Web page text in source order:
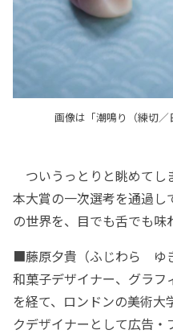
画像は「潮鳴り（練切／
ついうっとりと眺めてし
本大賞の一次選考を通過
の世界を、目でも舌でも味
■藤原夕貴（ふじわら ゆ
和菓子デザイナー、グラ
を経て、ロンドンの美術
クデザイナーとして広告